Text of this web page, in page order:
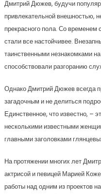
Дмитрий Дюжев, будучи
привлекательной внешностью,
прекрасного пола. Со временем
стали все настойчивее.
таинственными незнакомками
способствовали разгоранию
Однако Дмитрий Дюжев всегда
загадочным и не делиться
Единственное, что известно, –
несколькими известными
главными заголовками
На протяжении многих лет
актрисой и певицей Марией
работы над одним из проектов